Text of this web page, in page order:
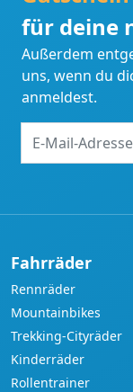
für deine
Außerdem
uns, wenn du
anmeldest.
Mail-
Fahrräder
Rennräder
Mountainbikes
Trekking-Cityräder
Kinderräder
Rollentrainer